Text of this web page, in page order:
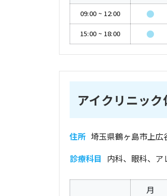
09:00 ~ 12:00 ●
15:00 ~ 18:00 ●
アイクリニッ
住所 埼玉県鶴ヶ島市上広
診療科目 内科、眼科、ア
月